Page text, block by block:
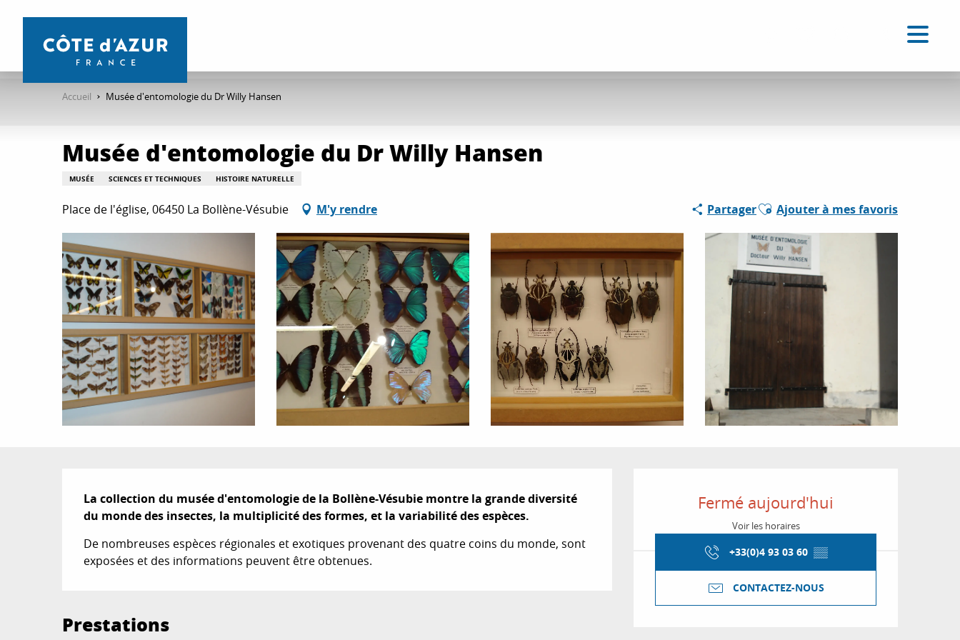
contenu
Accueil Musée d'entomologie du Dr Willy Hansen
Musée d'entomologie du Dr Willy Hansen
MUSÉE SCIENCES ET TECHNIQUES HISTOIRE NATURELLE
Place de l'église, 06450 La Bollène-Vésubie M'y rendre PartagerAjouter aux favoris
Ajouter à mes favoris
Ouverture et
Fermé aujourd'hui
Voir les horaires
+33(0)4 93 03 60 ▒▒
CONTACTEZ-NOUS
Description
La collection du musée d'entomologie de la Bollène-Vésubie montre la grande diversité
du monde des insectes, la multiplicité des formes, et la variabilité des espèces.
De nombreuses espèces régionales et exotiques provenant des quatre coins du monde, sont
exposées et des informations peuvent être obtenues.
Prestations